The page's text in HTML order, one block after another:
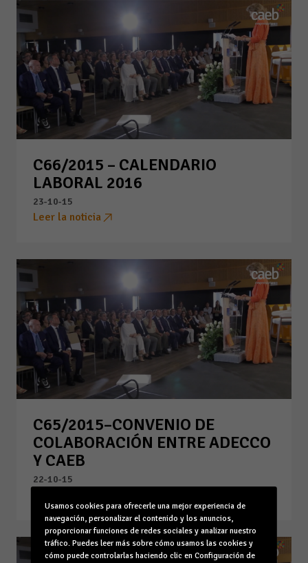
C66/2015 – CALENDARIO
LABORAL 2016
23-10-15
Leer la noticia
C65/2015–CONVENIO DE
COLABORACIÓN ENTRE ADECCO
Y CAEB
22-10-15
Usamos cookies para ofrecerle una mejor experiencia de
navegación, personalizar el contenido y los anuncios,
proporcionar funciones de redes sociales y analizar nuestro
tráfico. Puedes leer más sobre cómo usamos las cookies y
cómo puede controlarlas haciendo clic en Configuración de